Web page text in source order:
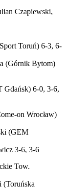
Czapiewski,
Toruń) 6-3, 6-
(Górnik Bytom)
Gdańsk) 6-0, 3-6,
on Wrocław)
(GEM
3-6, 3-6
Tow.
(Toruńska